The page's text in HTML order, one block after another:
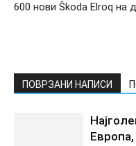
600 нови Škoda Elroq на
ПОВРЗАНИ НАПИСИ